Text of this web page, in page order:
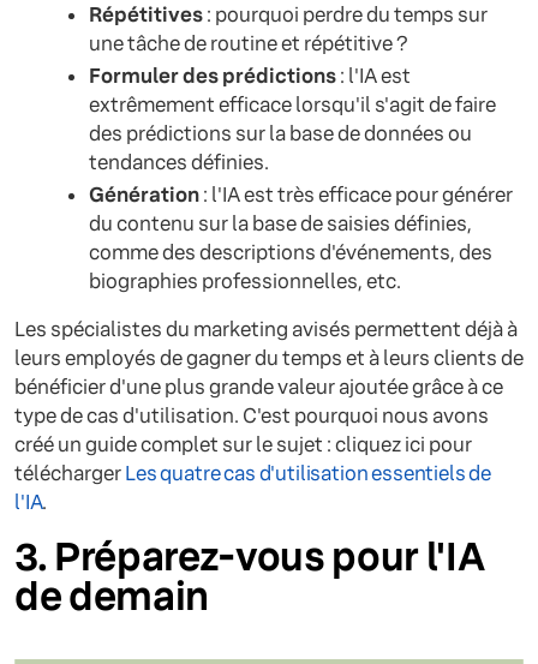
Répétitives: pourquoi perdre du temps sur
une tâche de routine et répétitive ?
Formuler des prédictions: l'IA est
extrêmement efficace lorsqu'il s'agit de faire
des prédictions sur la base de données ou
tendances définies.
Génération: l'IA est très efficace pour générer
du contenu sur la base de saisies définies,
comme des descriptions d'événements, des
biographies professionnelles, etc.
Les spécialistes du marketing avisés permettent déjà à
leurs employés de gagner du temps et à leurs clients de
bénéficier d'une plus grande valeur ajoutée grâce à ce
type de cas d'utilisation. C'est pourquoi nous avons
créé un guide complet sur le sujet : cliquez ici pour
téléchargerLes quatre cas d'utilisation essentiels de
l'IA.
3. Préparez-vous pour l'IA
de demain